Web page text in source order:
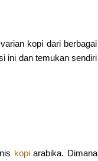
kopi dari berbagai
ini dan temukan sendiri
kopiarabika. Dimana